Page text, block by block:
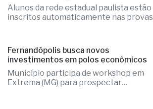
Alunos da rede estadual paulista estão
inscritos automaticamente nas provas
Fernandópolis busca novos
investimentos em polos econômicos
Município participa de workshop em
Extrema (MG) para prospectar